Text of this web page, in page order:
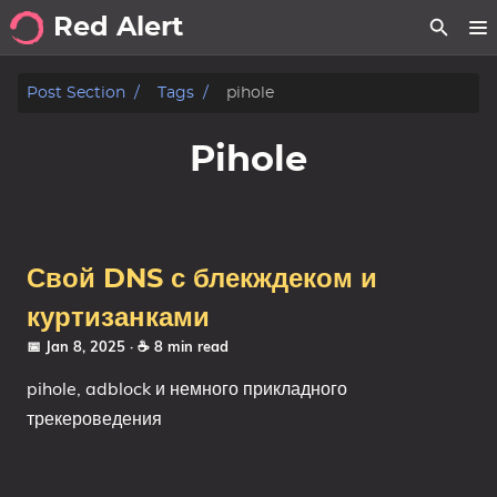
Red Alert
about
Series
Post Section Tags pihole
Pihole
Свой DNS с блекждеком и
куртизанками
📅 Jan 8, 2025 · ☕ 8 min read
pihole, adblock и немного прикладного
трекероведения